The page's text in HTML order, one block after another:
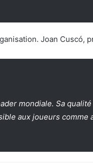
Joan Cuscó,
mondiale. Sa
aux joueurs comme